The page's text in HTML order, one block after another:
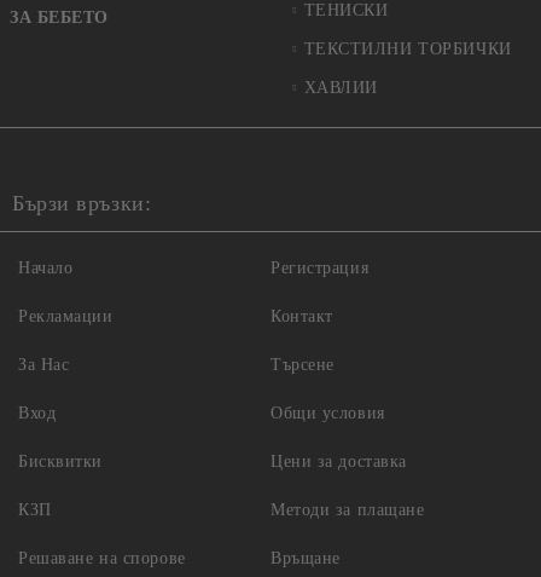
ЗА БЕБЕТО
ТЕНИСКИ
ТЕКСТИЛНИ ТОРБИЧКИ
ХАВЛИИ
Бързи връзки:
Начало
Рекламации
За Нас
Вход
Регистрация
Контакт
Търсене
Общи условия
Бисквитки
КЗП
Решаване на спорове
Цени за доставка
Методи за плащане
Връщане